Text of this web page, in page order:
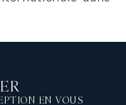
confidentiel et
vos projets
EN VOUS